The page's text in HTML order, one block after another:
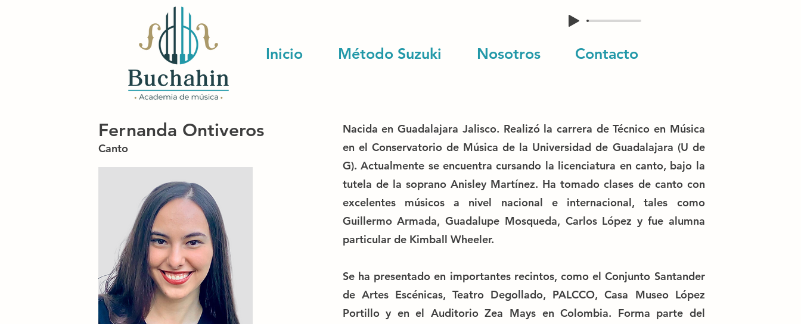
Inicio Método Suzuki Nosotros Contacto
Fernanda Ontiveros
Canto
Nacida en Guadalajara Jalisco. Realizó la carrera de Técnico en Música
en el Conservatorio de Música de la Universidad de Guadalajara (U de
G). Actualmente se encuentra cursando la licenciatura en canto, bajo la
tutela de la soprano Anisley Martínez. Ha tomado clases de canto con
excelentes músicos a nivel nacional e internacional, tales como
Guillermo Armada, Guadalupe Mosqueda, Carlos López y fue alumna
particular de Kimball Wheeler.
Se ha presentado en importantes recintos, como el Conjunto Santander
de Artes Escénicas, Teatro Degollado, PALCCO, Casa Museo López
Portillo y en el Auditorio Zea Mays en Colombia. Forma parte del